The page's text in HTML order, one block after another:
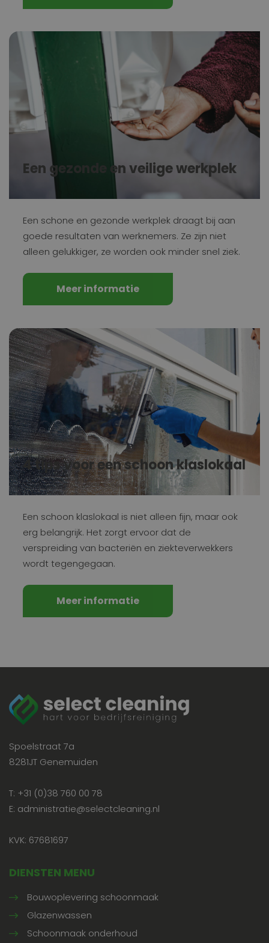
Een gezonde en veilige werkplek
Een schone en gezonde werkplek draagt bij aan
goede resultaten van werknemers. Ze zijn niet
alleen gelukkiger, ze worden ook minder snel ziek.
Meer informatie
4 tips voor een schoon klaslokaal
Een schoon klaslokaal is niet alleen fijn, maar ook
erg belangrijk. Het zorgt ervoor dat de
verspreiding van bacteriën en ziekteverwekkers
wordt tegengegaan.
Meer informatie
Spoelstraat 7a
8281JT Genemuiden
T: +31 (0)38 760 00 78
E: administratie@selectcleaning.nl
KVK: 67681697
DIENSTEN MENU
Bouwoplevering schoonmaak
Glazenwassen
Schoonmaak onderhoud